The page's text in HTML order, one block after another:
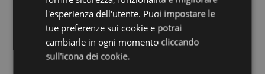
USA. Se l’ordine che state effettuando è per gli Stati
Uniti vi chiediamo di non acquistare questo articolo e
se tenterete di farlo, verrà rimosso dal vostro ordine
Per maggiori informazioni, visita la nostra pagina
informativa.
l'esperienza dell'utente. Puoi impostare le
tue preferenze sui cookie e potrai
cambiarle in ogni momento cliccando
sull'icona dei cookie.